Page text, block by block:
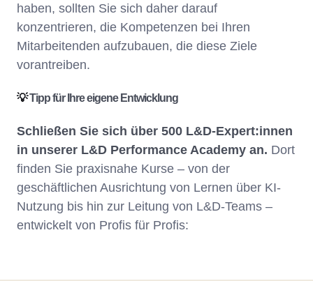
haben, sollten Sie sich daher darauf
konzentrieren, die Kompetenzen bei Ihren
Mitarbeitenden aufzubauen, die diese Ziele
vorantreiben.
💡Tipp für Ihre eigene Entwicklung
Schließen Sie sich über 500 L&D-Expert:innen
in unserer L&D Performance Academy an. Dort
finden Sie praxisnahe Kurse – von der
geschäftlichen Ausrichtung von Lernen über KI-
Nutzung bis hin zur Leitung von L&D-Teams –
entwickelt von Profis für Profis: